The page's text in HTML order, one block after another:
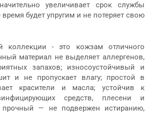
увеличивает срок службы
будет упругим и не потеряет свою
коллекции - это кожзам отличного
материал не выделяет аллергенов,
запахов; износоустойчивый и
и не пропускает влагу; простой в
красители и масла; устойчив к
средств, плесени и
прочный — не подвержен истиранию,